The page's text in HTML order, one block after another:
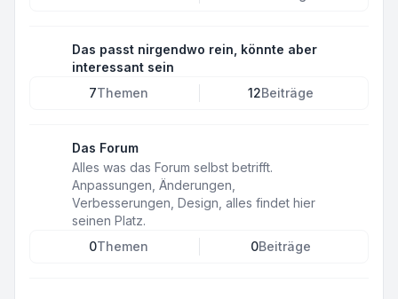
Das passt nirgendwo rein, könnte aber
interessant sein
7Themen 12Beiträge
Das Forum
Alles was das Forum selbst betrifft.
Anpassungen, Änderungen,
Verbesserungen, Design, alles findet hier
seinen Platz.
0Themen 0Beiträge